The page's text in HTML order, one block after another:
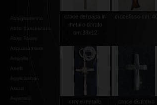
Abbigliamento
Abito francescano
Abito Talare
Acquasantiere
Ampolle
Anelli
Applicazioni
Arazzi
Aspersori
croce del papa in
metallo dorato
cm.28x12
crocefisso cm. 40
croce metallo
croce distintivo